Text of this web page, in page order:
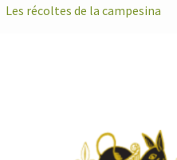
Les récoltes de la campesina